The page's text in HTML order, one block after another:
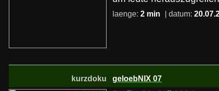
laenge: 2 min | datum:
kurzdoku geloebNIX 07